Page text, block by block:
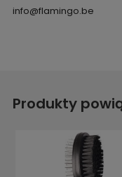
info@flamingo.be
Produkty